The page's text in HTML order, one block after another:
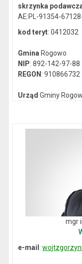
skrzynka
AE:PL-91354-
kod teryt: 0412032
Gmina Rogowo
NIP: 892-142-97-88
REGON : 910866732
Urząd Gminy
mgr
e-mail :